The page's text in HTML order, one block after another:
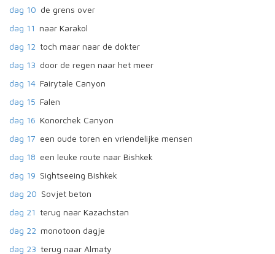
dag 10 de grens over
dag 11 naar Karakol
dag 12 toch maar naar de dokter
dag 13 door de regen naar het meer
dag 14 Fairytale Canyon
dag 15 Falen
dag 16 Konorchek Canyon
dag 17 een oude toren en vriendelijke mensen
dag 18 een leuke route naar Bishkek
dag 19 Sightseeing Bishkek
dag 20 Sovjet beton
dag 21 terug naar Kazachstan
dag 22 monotoon dagje
dag 23 terug naar Almaty